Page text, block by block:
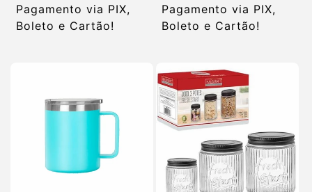
Pagamento via PIX,
Boleto e Cartão!
Pagamento via PIX,
Boleto e Cartão!